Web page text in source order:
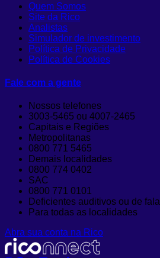
Quem Somos
Site da Rico
Analistas
Simulador de investimento
Política de Privacidade
Política de Cookies
Fale com a gente
Nossos telefones
3003-5465 ou 4007-2465
Capitais e Regiões
Metropolitanas
0800 771 5465
Demais localidades
0800 774 0402
SAC
0800 771 0101
Deficientes auditivos ou de fala
Para todas as localidades
Abra sua conta na Rico